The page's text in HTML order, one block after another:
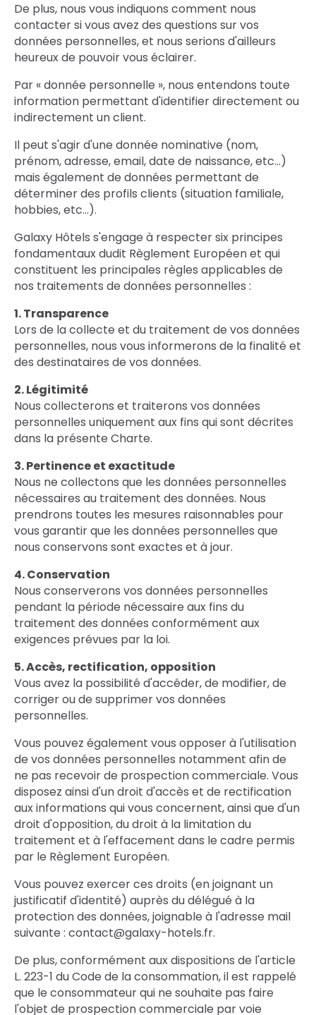
De plus, nous vous indiquons comment nous
contacter si vous avez des questions sur vos
données personnelles, et nous serions d'ailleurs
heureux de pouvoir vous éclairer.
Par « donnée personnelle », nous entendons toute
information permettant d'identifier directement ou
indirectement un client.
Il peut s'agir d'une donnée nominative (nom,
prénom, adresse, email, date de naissance, etc…)
mais également de données permettant de
déterminer des profils clients (situation familiale,
hobbies, etc…).
Galaxy Hôtels s'engage à respecter six principes
fondamentaux dudit Règlement Européen et qui
constituent les principales règles applicables de
nos traitements de données personnelles :
1. Transparence
Lors de la collecte et du traitement de vos données
personnelles, nous vous informerons de la finalité et
des destinataires de vos données.
2. Légitimité
Nous collecterons et traiterons vos données
personnelles uniquement aux fins qui sont décrites
dans la présente Charte.
3. Pertinence et exactitude
Nous ne collectons que les données personnelles
nécessaires au traitement des données. Nous
prendrons toutes les mesures raisonnables pour
vous garantir que les données personnelles que
nous conservons sont exactes et à jour.
4. Conservation
Nous conserverons vos données personnelles
pendant la période nécessaire aux fins du
traitement des données conformément aux
exigences prévues par la loi.
5. Accès, rectification, opposition
Vous avez la possibilité d'accéder, de modifier, de
corriger ou de supprimer vos données
personnelles.
Vous pouvez également vous opposer à l'utilisation
de vos données personnelles notamment afin de
ne pas recevoir de prospection commerciale. Vous
disposez ainsi d'un droit d'accès et de rectification
aux informations qui vous concernent, ainsi que d'un
droit d'opposition, du droit à la limitation du
traitement et à l'effacement dans le cadre permis
par le Règlement Européen.
Vous pouvez exercer ces droits (en joignant un
justificatif d'identité) auprès du délégué à la
protection des données, joignable à l'adresse mail
suivante : contact@galaxy-hotels.fr.
De plus, conformément aux dispositions de l'article
L. 223-1 du Code de la consommation, il est rappelé
que le consommateur qui ne souhaite pas faire
l'objet de prospection commerciale par voie